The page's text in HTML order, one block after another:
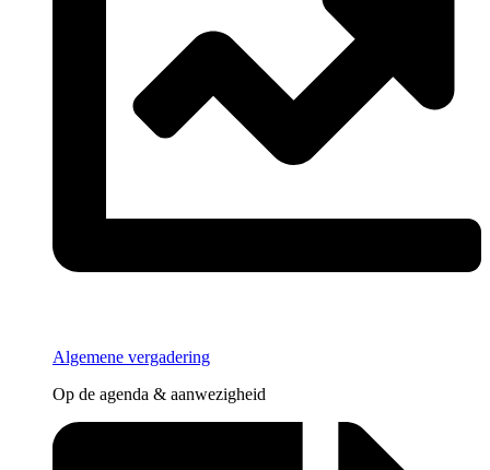
Algemene vergadering
Op de agenda & aanwezigheid